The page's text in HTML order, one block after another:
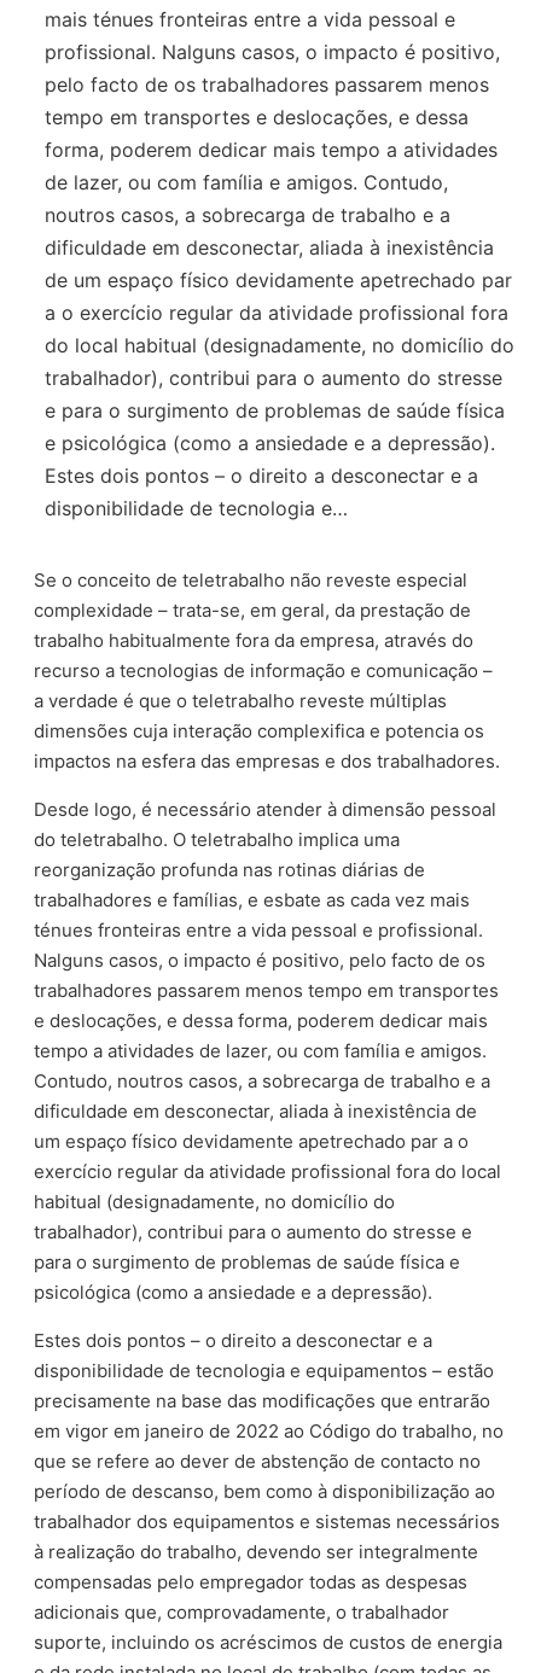
mais ténues fronteiras entre a vida pessoal e
profissional. Nalguns casos, o impacto é positivo,
pelo facto de os trabalhadores passarem menos
tempo em transportes e deslocações, e dessa
forma, poderem dedicar mais tempo a atividades
de lazer, ou com família e amigos. Contudo,
noutros casos, a sobrecarga de trabalho e a
dificuldade em desconectar, aliada à inexistência
de um espaço físico devidamente apetrechado par
a o exercício regular da atividade profissional fora
do local habitual (designadamente, no domicílio do
trabalhador), contribui para o aumento do stresse
e para o surgimento de problemas de saúde física
e psicológica (como a ansiedade e a depressão).
Estes dois pontos – o direito a desconectar e a
disponibilidade de tecnologia e…
Se o conceito de teletrabalho não reveste especial
complexidade – trata-se, em geral, da prestação de
trabalho habitualmente fora da empresa, através do
recurso a tecnologias de informação e comunicação –
a verdade é que o teletrabalho reveste múltiplas
dimensões cuja interação complexifica e potencia os
impactos na esfera das empresas e dos trabalhadores.
Desde logo, é necessário atender à dimensão pessoal
do teletrabalho. O teletrabalho implica uma
reorganização profunda nas rotinas diárias de
trabalhadores e famílias, e esbate as cada vez mais
ténues fronteiras entre a vida pessoal e profissional.
Nalguns casos, o impacto é positivo, pelo facto de os
trabalhadores passarem menos tempo em transportes
e deslocações, e dessa forma, poderem dedicar mais
tempo a atividades de lazer, ou com família e amigos.
Contudo, noutros casos, a sobrecarga de trabalho e a
dificuldade em desconectar, aliada à inexistência de
um espaço físico devidamente apetrechado par a o
exercício regular da atividade profissional fora do local
habitual (designadamente, no domicílio do
trabalhador), contribui para o aumento do stresse e
para o surgimento de problemas de saúde física e
psicológica (como a ansiedade e a depressão).
Estes dois pontos – o direito a desconectar e a
disponibilidade de tecnologia e equipamentos – estão
precisamente na base das modificações que entrarão
em vigor em janeiro de 2022 ao Código do trabalho, no
que se refere ao dever de abstenção de contacto no
período de descanso, bem como à disponibilização ao
trabalhador dos equipamentos e sistemas necessários
à realização do trabalho, devendo ser integralmente
compensadas pelo empregador todas as despesas
adicionais que, comprovadamente, o trabalhador
suporte, incluindo os acréscimos de custos de energia